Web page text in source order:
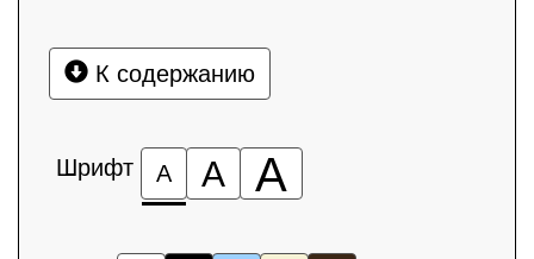
К содержанию
Шрифт А А А